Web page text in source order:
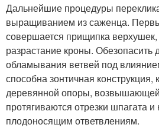
Дальнейшие процедуры
выращиванием из саженца.
совершается прищипка верхушек,
разрастание кроны. Обезопасить
обламывания ветвей под
способна зонтичная конструкция,
деревянной опоры,
протягиваются отрезки шпагата и
плодоносящим ответвлениям.